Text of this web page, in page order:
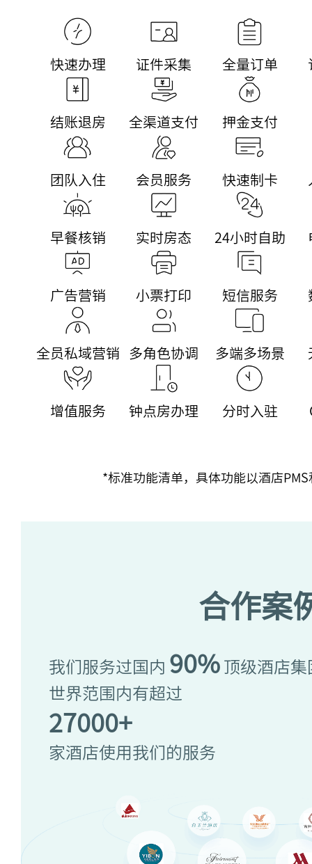
快速办理 证件采集 全量订单
结账退房 全渠道支付 押金支付
团队入住 会员服务 快速制卡
早餐核销 实时房态 24小时自助
广告营销 小票打印 短信服务
全员私域营销 多角色协调 多端多场景
增值服务 钟点房办理 分时入驻
*标准功能清单，具体功能以酒店
合作案
我们服务过国内 90% 顶级酒店集
世界范围内有超过
27000+
家酒店使用我们的服务